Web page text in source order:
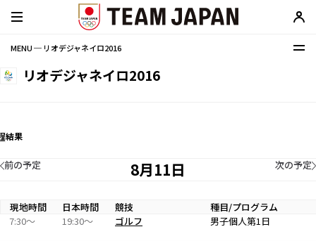
MENU ─ リオデジャネイロ2016
リオデジャネイロ2016
結果
8月11日
前の予定 次の予定
現地時間 日本時間 競技
種目/プログラム
7:30〜
19:30〜 ゴルフ 男子個人第1日